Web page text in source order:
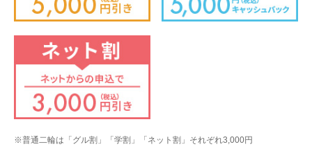
※普通二輪は「グル割」「学割」「ネット割」それぞれ3,000円